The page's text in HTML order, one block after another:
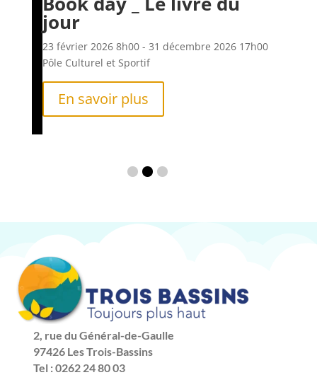
jour
23 février 20268h00- 31 décembre 202617h00
Pôle Culturel et Sportif
En savoir plus
2, rue du Général-de-Gaulle
97426 Les Trois-Bassins
Tel : 0262 24 80 03